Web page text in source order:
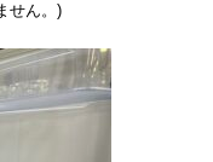
せん。)